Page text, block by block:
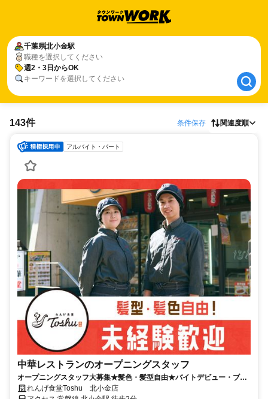
千葉県北小金駅
職種を選択してください
週2・3日からOK
キーワードを選択してください
千葉県北小金駅
週2・3日からOK
143件 条件保存 関連度順
アルバイト・パート
中華レストランのオープニングスタッフ
オープニングスタッフ大募集★髪色・髪型自由★バイトデビュー・ブラ
ンク復帰応援！マニュアル完備
れんげ食堂Toshu 北小金店